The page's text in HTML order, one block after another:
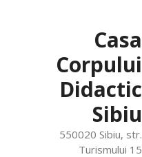
Casa
Corpului
Didactic
Sibiu
550020 Sibiu, str.
Turismului 15